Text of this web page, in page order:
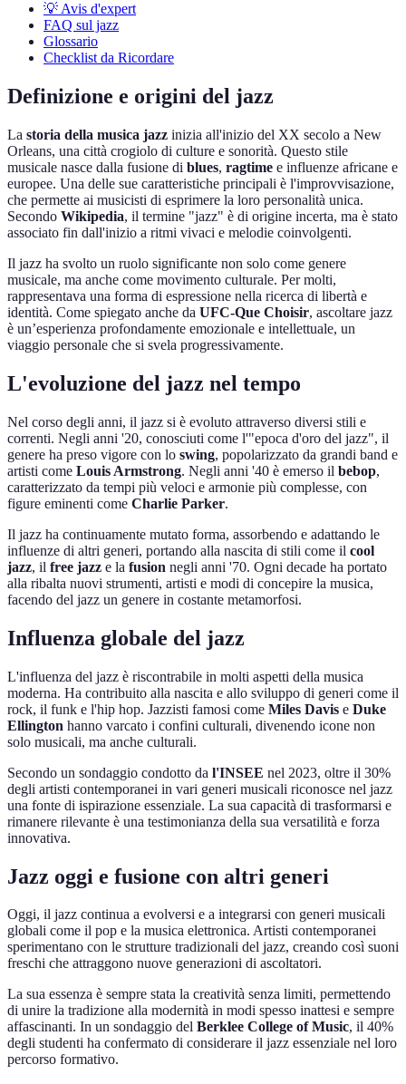
💡 Avis d'expert
FAQ sul jazz
Glossario
Checklist da Ricordare
Definizione e origini del jazz
La storia della musica jazz inizia all'inizio del XX secolo a New
Orleans, una città crogiolo di culture e sonorità. Questo stile
musicale nasce dalla fusione di blues, ragtime e influenze africane e
europee. Una delle sue caratteristiche principali è l'improvvisazione,
che permette ai musicisti di esprimere la loro personalità unica.
Secondo Wikipedia, il termine "jazz" è di origine incerta, ma è stato
associato fin dall'inizio a ritmi vivaci e melodie coinvolgenti.
Il jazz ha svolto un ruolo significante non solo come genere
musicale, ma anche come movimento culturale. Per molti,
rappresentava una forma di espressione nella ricerca di libertà e
identità. Come spiegato anche da UFC-Que Choisir, ascoltare jazz
è un’esperienza profondamente emozionale e intellettuale, un
viaggio personale che si svela progressivamente.
L'evoluzione del jazz nel tempo
Nel corso degli anni, il jazz si è evoluto attraverso diversi stili e
correnti. Negli anni '20, conosciuti come l'"epoca d'oro del jazz", il
genere ha preso vigore con lo swing, popolarizzato da grandi band e
artisti come Louis Armstrong. Negli anni '40 è emerso il bebop,
caratterizzato da tempi più veloci e armonie più complesse, con
figure eminenti come Charlie Parker.
Il jazz ha continuamente mutato forma, assorbendo e adattando le
influenze di altri generi, portando alla nascita di stili come il cool
jazz, il free jazz e la fusion negli anni '70. Ogni decade ha portato
alla ribalta nuovi strumenti, artisti e modi di concepire la musica,
facendo del jazz un genere in costante metamorfosi.
Influenza globale del jazz
L'influenza del jazz è riscontrabile in molti aspetti della musica
moderna. Ha contribuito alla nascita e allo sviluppo di generi come il
rock, il funk e l'hip hop. Jazzisti famosi come Miles Davis e Duke
Ellington hanno varcato i confini culturali, divenendo icone non
solo musicali, ma anche culturali.
Secondo un sondaggio condotto da l'INSEE nel 2023, oltre il 30%
degli artisti contemporanei in vari generi musicali riconosce nel jazz
una fonte di ispirazione essenziale. La sua capacità di trasformarsi e
rimanere rilevante è una testimonianza della sua versatilità e forza
innovativa.
Jazz oggi e fusione con altri generi
Oggi, il jazz continua a evolversi e a integrarsi con generi musicali
globali come il pop e la musica elettronica. Artisti contemporanei
sperimentano con le strutture tradizionali del jazz, creando così suoni
freschi che attraggono nuove generazioni di ascoltatori.
La sua essenza è sempre stata la creatività senza limiti, permettendo
di unire la tradizione alla modernità in modi spesso inattesi e sempre
affascinanti. In un sondaggio del Berklee College of Music, il 40%
degli studenti ha confermato di considerare il jazz essenziale nel loro
percorso formativo.